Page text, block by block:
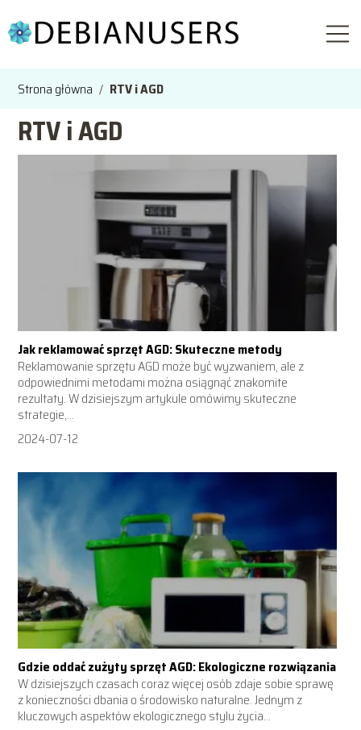
Strona główna / RTV i AGD
RTV i AGD
Jak reklamować sprzęt AGD: Skuteczne metody
Reklamowanie sprzętu AGD może być wyzwaniem, ale z
odpowiednimi metodami można osiągnąć znakomite
rezultaty. W dzisiejszym artykule omówimy skuteczne
strategie,...
2024-07-12
Gdzie oddać zużyty sprzęt AGD: Ekologiczne rozwiązania
W dzisiejszych czasach coraz więcej osób zdaje sobie sprawę
z konieczności dbania o środowisko naturalne. Jednym z
kluczowych aspektów ekologicznego stylu życia...